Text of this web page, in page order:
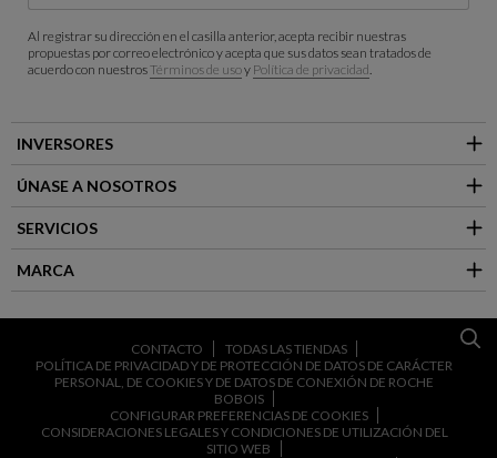
Al registrar su dirección en el casilla anterior, acepta recibir nuestras
propuestas por correo electrónico y acepta que sus datos sean tratados de
acuerdo con nuestrosTérminos de usoy Política de privacidad.
INVERSORES
ÚNASE A NOSOTROS
SERVICIOS
MARCA
CONTACTO
TODAS LAS TIENDAS
POLÍTICA DE PRIVACIDAD Y DE PROTECCIÓN DE DATOS DE CARÁCTER
PERSONAL, DE COOKIES Y DE DATOS DE CONEXIÓN DE ROCHE
BOBOIS
CONFIGURAR PREFERENCIAS DE COOKIES
CONSIDERACIONES LEGALES Y CONDICIONES DE UTILIZACIÓN DEL
SITIO WEB